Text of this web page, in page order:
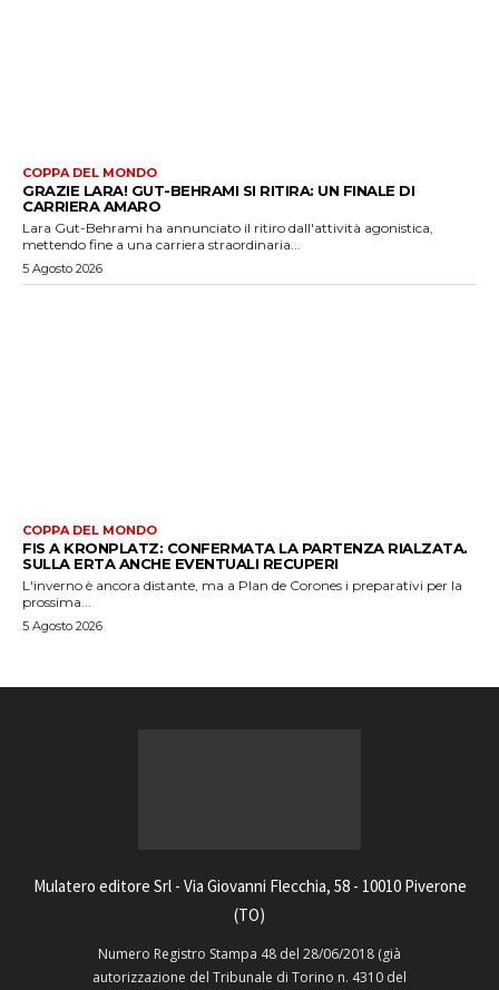
COPPA DEL MONDO
GRAZIE LARA! GUT-BEHRAMI SI RITIRA: UN FINALE DI
CARRIERA AMARO
Lara Gut-Behrami ha annunciato il ritiro dall'attività agonistica,
mettendo fine a una carriera straordinaria...
5 Agosto 2026
COPPA DEL MONDO
FIS A KRONPLATZ: CONFERMATA LA PARTENZA RIALZATA.
SULLA ERTA ANCHE EVENTUALI RECUPERI
L'inverno è ancora distante, ma a Plan de Corones i preparativi per la
prossima...
5 Agosto 2026
Mulatero editore Srl - Via Giovanni Flecchia, 58 - 10010 Piverone
(TO)
Numero Registro Stampa 48 del 28/06/2018 (già
autorizzazione del Tribunale di Torino n. 4310 del